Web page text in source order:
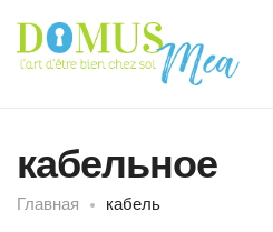
кабельное
Главная кабель